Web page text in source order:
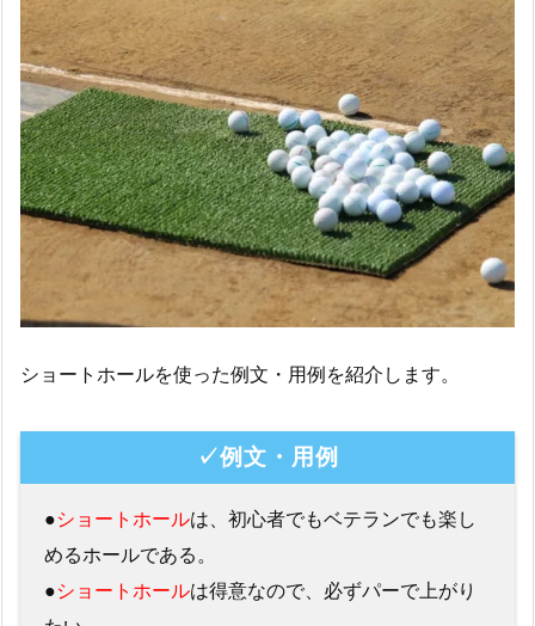
ショートホールを使った例文・用例を紹介します。
✓例文・用例
●ショートホールは、初心者でもベテランでも楽し
めるホールである。
●ショートホールは得意なので、必ずパーで上がり